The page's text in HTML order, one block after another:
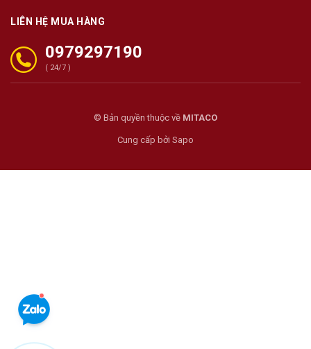
LIÊN HỆ MUA HÀNG
0979297190
( 24/7 )
© Bản quyền thuộc về MITACO
Cung cấp bởi Sapo